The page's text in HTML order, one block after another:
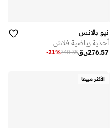
نيو بالانس
أحذية رياضية فلاش
ر.ق276.57
348.35
-21%
الأكثر مبيعا